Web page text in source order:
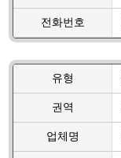
전화번호
유형
권역
업체명